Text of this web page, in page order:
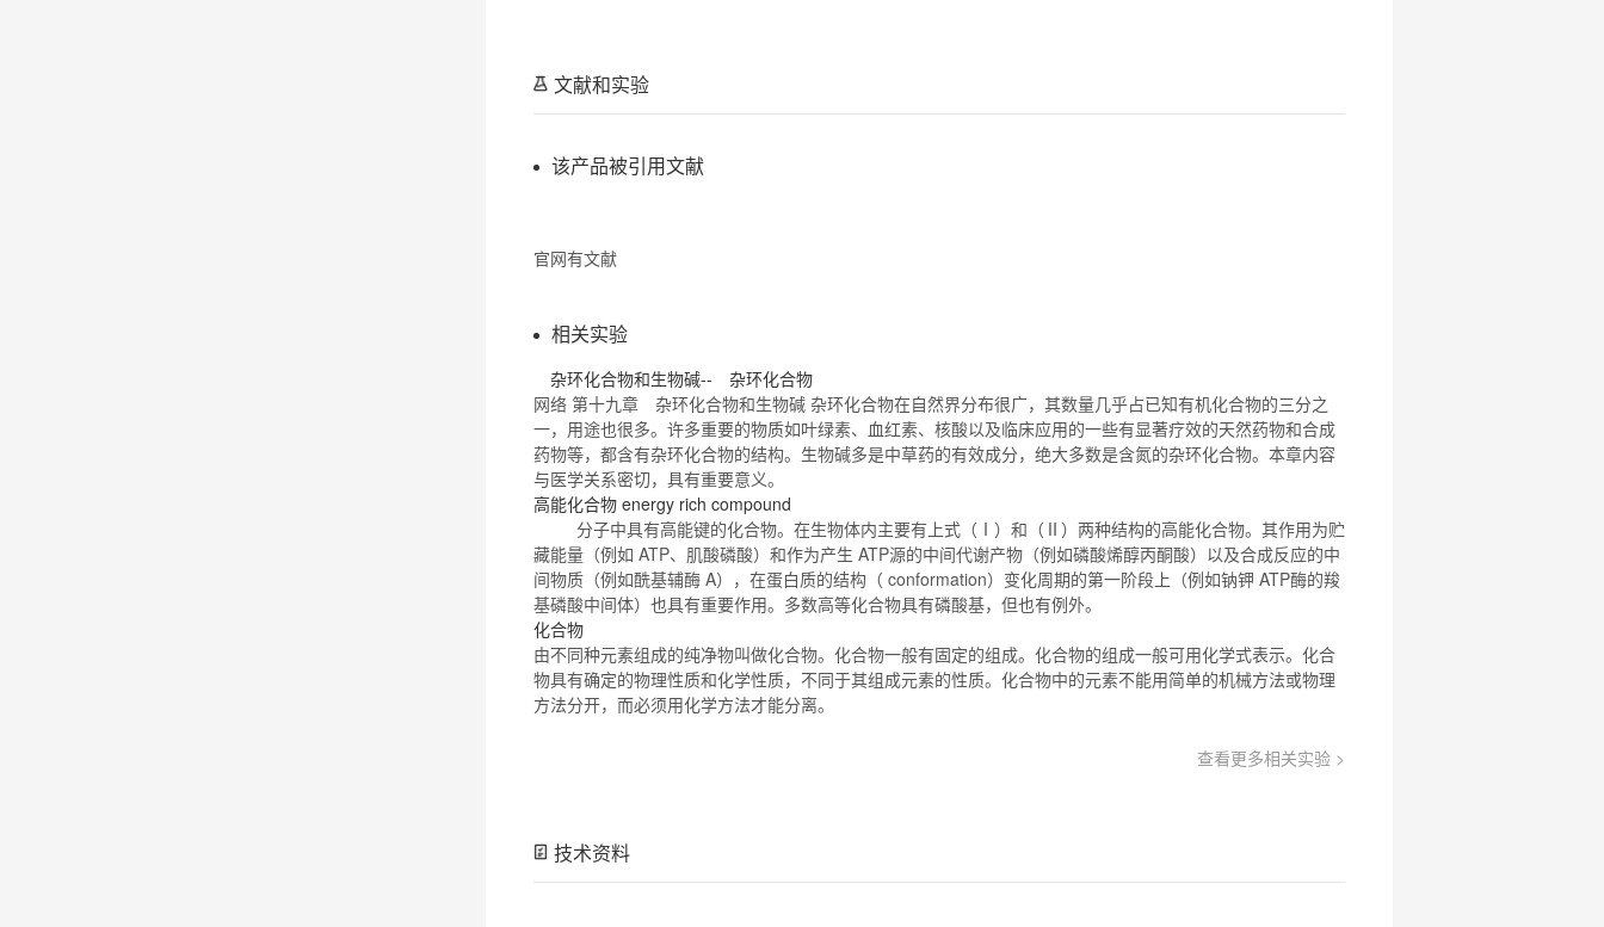
文献和实验
该产品被引用文献
官网有文献
相关实验
杂环化合物和生物碱-- 杂环化合物
网络 第十九章 杂环化合物和生物碱 杂环化合物在自然界分布很广，其数量几乎占已知有机化合物的三分之
一，用途也很多。许多重要的物质如叶绿素、血红素、核酸以及临床应用的一些有显著疗效的天然药物和合成
药物等，都含有杂环化合物的结构。生物碱多是中草药的有效成分，绝大多数是含氮的杂环化合物。本章内容
与医学关系密切，具有重要意义。
高能化合物 energy rich compound
分子中具有高能键的化合物。在生物体内主要有上式（Ⅰ）和（Ⅱ）两种结构的高能化合物。其作用为贮
藏能量（例如 ATP、肌酸磷酸）和作为产生 ATP源的中间代谢产物（例如磷酸烯醇丙酮酸）以及合成反应的中
间物质（例如酰基辅酶 A），在蛋白质的结构（ conformation）变化周期的第一阶段上（例如钠钾 ATP酶的羧
基磷酸中间体）也具有重要作用。多数高等化合物具有磷酸基，但也有例外。
化合物
由不同种元素组成的纯净物叫做化合物。 化合物一般有固定的组成。 化合物的组成一般可用化学式表示。 化合
物具有确定的物理性质和化学性质，不同于其组成元素的性质。 化合物中的元素不能用简单的机械方法或物理
方法分开，而必须用化学方法才能分离。
查看更多相关实验 >
技术资料